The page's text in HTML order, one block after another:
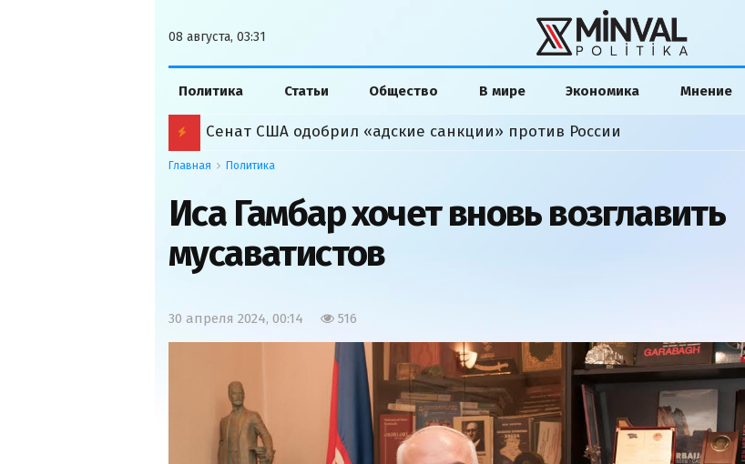
08 августа, 03:31
Политика Статьи Общество В мире Экономика Мнение
Сенат США одобрил «адские санкции» против России
Главная Политика
Иса Гамбар хочет вновь возглавить
мусаватистов
30 апреля 2024, 00:14 516